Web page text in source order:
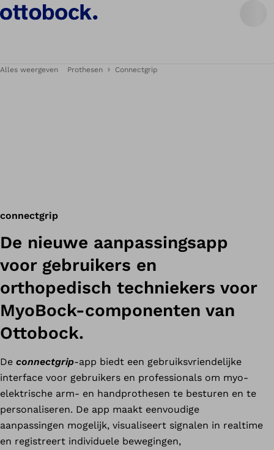
Alles weergeven Prothesen Connectgrip
connectgrip
De nieuwe aanpassingsapp
voor gebruikers en
orthopedisch techniekers voor
MyoBock-componenten van
Ottobock.
De connectgrip-app biedt een gebruiksvriendelijke
interface voor gebruikers en professionals om myo-
elektrische arm- en handprothesen te besturen en te
personaliseren. De app maakt eenvoudige
aanpassingen mogelijk, visualiseert signalen in realtime
en registreert individuele bewegingen,